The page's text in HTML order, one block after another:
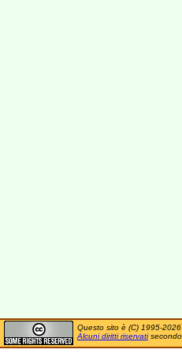
Questo sito è (C) 1995-
Alcuni diritti riservatisecondo